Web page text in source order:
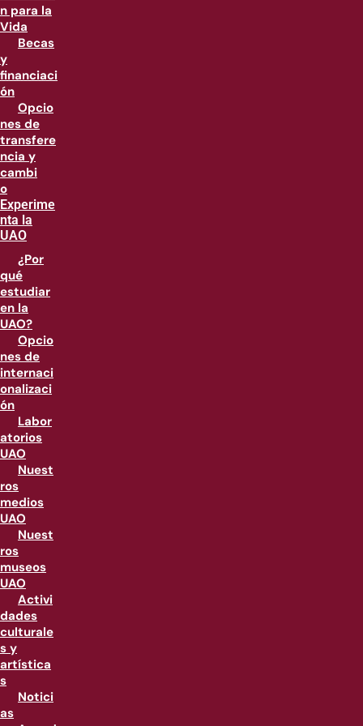
n para la
Vida
Becas
y
financiaci
ón
Opcio
nes de
transfere
ncia y
cambi
o
Experime
nta la
UAO
¿Por
qué
estudiar
en la
UAO?
Opcio
nes de
internaci
onalizaci
ón
Labor
atorios
UAO
Nuest
ros
medios
UAO
Nuest
ros
museos
UAO
Activi
dades
culturale
s y
artística
s
Notici
as